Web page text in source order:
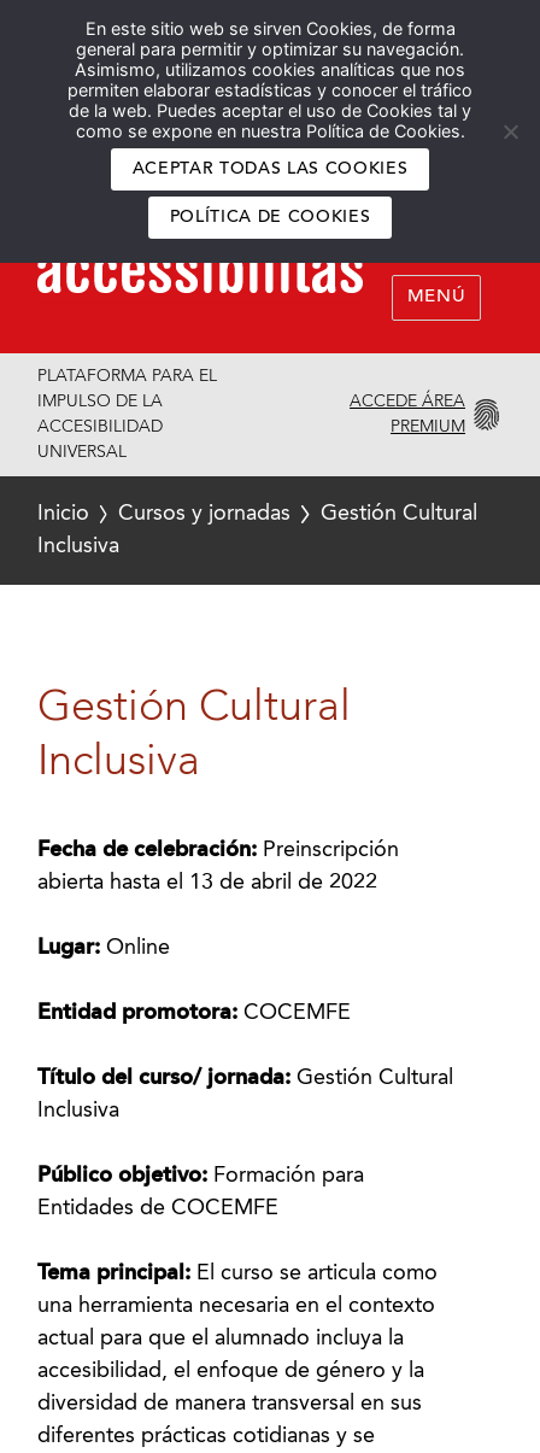
En este sitio web se sirven Cookies, de forma
general para permitir y optimizar su navegación.
Asimismo, utilizamos cookies analíticas que nos
permiten elaborar estadísticas y conocer el tráfico
de la web. Puedes aceptar el uso de Cookies tal y
como se expone en nuestra Política de Cookies.
ACEPTAR TODAS LAS COOKIES
POLÍTICA DE COOKIES
Español English
MENÚ
PLATAFORMA PARA EL
IMPULSO DE LA
ACCESIBILIDAD
UNIVERSAL
ACCEDE ÁREA
PREMIUM
Inicio Cursos y jornadas
Gestión Cultural
Inclusiva
Gestión Cultural
Inclusiva
Fecha de celebración: Preinscripción
abierta hasta el 13 de abril de 2022
Lugar:Online
Entidad promotora:COCEMFE
Título del curso/ jornada:Gestión Cultural
Inclusiva
Público objetivo: Formación para
Entidades de COCEMFE
Tema principal: El curso se articula como
una herramienta necesaria en el contexto
actual para que el alumnado incluya la
accesibilidad, el enfoque de género y la
diversidad de manera transversal en sus
diferentes prácticas cotidianas y se